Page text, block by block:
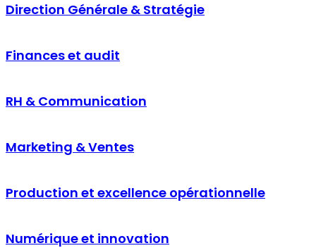
Direction Générale & Stratégie
Finances et audit
RH & Communication
Marketing & Ventes
Production et excellence opérationnelle
Numérique et innovation